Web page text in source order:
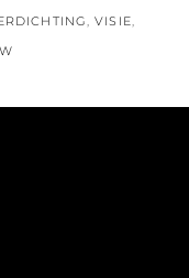
,VISIE,